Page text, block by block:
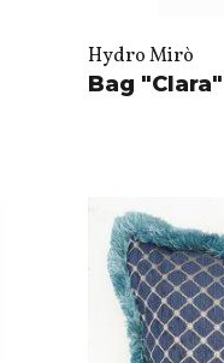
Hydro Mirò
Bag "Clara"